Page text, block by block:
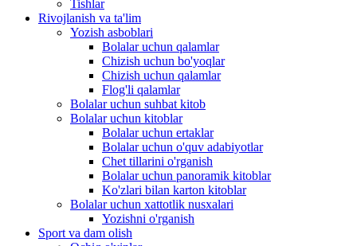
Tishlar
Rivojlanish va ta'lim
Yozish asboblari
Bolalar uchun qalamlar
Chizish uchun bo'yoqlar
Chizish uchun qalamlar
Flog'li qalamlar
Bolalar uchun suhbat kitob
Bolalar uchun kitoblar
Bolalar uchun ertaklar
Bolalar uchun o'quv adabiyotlar
Chet tillarini o'rganish
Bolalar uchun panoramik kitoblar
Ko'zlari bilan karton kitoblar
Bolalar uchun xattotlik nusxalari
Yozishni o'rganish
Sport va dam olish